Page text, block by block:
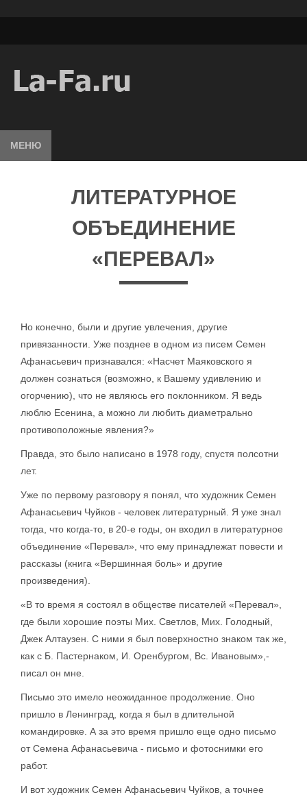
МЕНЮ
ЛИТЕРАТУРНОЕ
ОБЪЕДИНЕНИЕ
«ПЕРЕВАЛ»
Но конечно, были и другие увлечения, другие
привязанности. Уже позднее в одном из писем Семен
Афанасьевич признавался: «Насчет Маяковского я
должен сознаться (возможно, к Вашему удивлению и
огорчению), что не являюсь его поклонником. Я ведь
люблю Есенина, а можно ли любить диаметрально
противоположные явления?»
Правда, это было написано в 1978 году, спустя полсотни
лет.
Уже по первому разговору я понял, что художник Семен
Афанасьевич Чуйков - человек литературный. Я уже знал
тогда, что когда-то, в 20-е годы, он входил в литературное
объединение «Перевал», что ему принадлежат повести и
рассказы (книга «Вершинная боль» и другие
произведения).
«В то время я состоял в обществе писателей «Перевал»,
где были хорошие поэты Мих. Светлов, Мих. Голодный,
Джек Алтаузен. С ними я был поверхностно знаком так же,
как с Б. Пастернаком, И. Оренбургом, Вс. Ивановым»,-
писал он мне.
Письмо это имело неожиданное продолжение. Оно
пришло в Ленинград, когда я был в длительной
командировке. А за это время пришло еще одно письмо
от Семена Афанасьевича - письмо и фотоснимки его
работ.
И вот художник Семен Афанасьевич Чуйков, а точнее